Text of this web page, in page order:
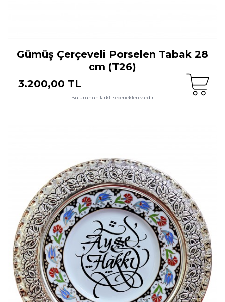
Gümüş Çerçeveli Porselen Tabak 28
cm (T26)
3.200,00 TL
Bu ürünün farklı seçenekleri vardır